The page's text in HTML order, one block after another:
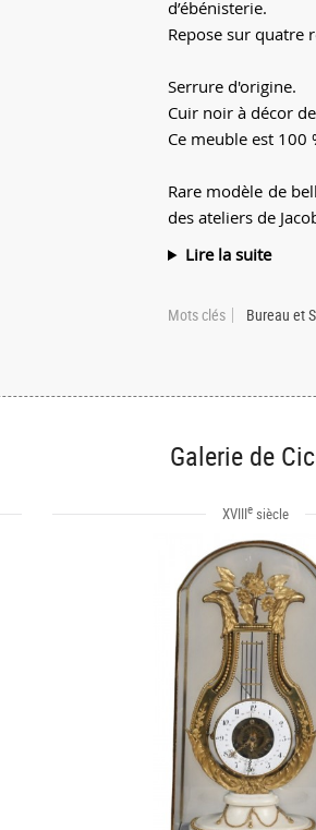
d’ébénisterie.
Repose sur quatre
Serrure d'origine.
Cuir noir à décor
Ce meuble est 100
Rare modèle de
des ateliers de
Lire la suite
Mots clés Bureau et
Galerie de
XVIIIesiècle